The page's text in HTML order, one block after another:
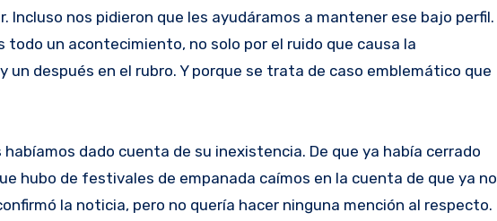
nos pidieron que les ayudáramos a mantener ese bajo perfil.
un acontecimiento, no solo por el ruido que causa la
después en el rubro. Y porque se trata de caso emblemático que
dado cuenta de su inexistencia. De que ya había cerrado
hubo de festivales de empanada caímos en la cuenta de que ya no
la noticia, pero no quería hacer ninguna mención al respecto.